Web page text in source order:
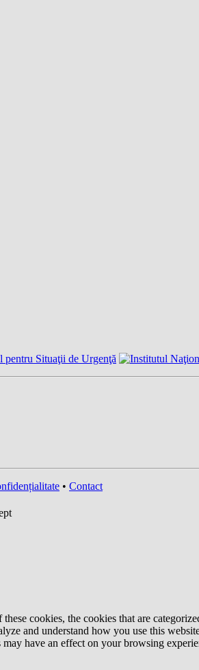
• Contact
cookies, the cookies that are
and understand how you use this
have an effect on your browsing